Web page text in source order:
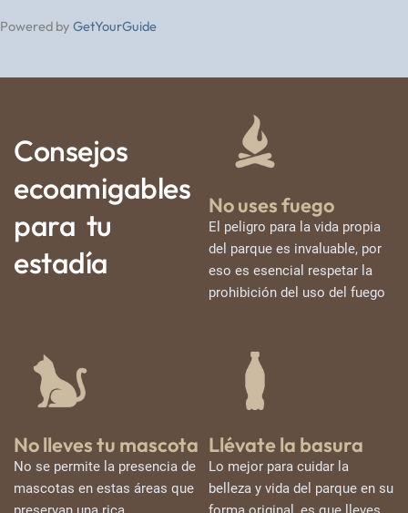
Powered by GetYourGuide
Consejos
ecoamigables
para tu
estadía
No uses fuego
El peligro para la vida propia
del parque es invaluable, por
eso es esencial respetar la
prohibición del uso del fuego
No lleves tu mascota
No se permite la presencia de
mascotas en estas áreas que
Llévate la basura
Lo mejor para cuidar la
belleza y vida del parque en su